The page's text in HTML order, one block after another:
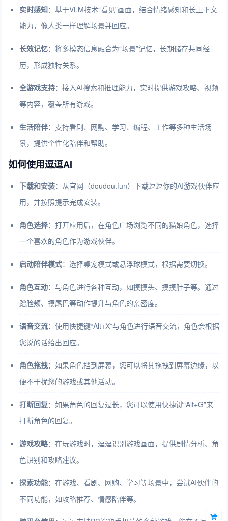
实时感知：基于VLM技术“看见”画面，结合情绪感知和长上下文
能力，像人类一样理解场景并回应。
长效记忆：将多模态信息融合为“场景”记忆，长期储存共同经
历，形成独特关系。
全游戏支持：接入AI搜索和推理能力，实时提供游戏攻略、视频
等内容，覆盖所有游戏。
生活陪伴：支持看剧、网购、学习、编程、工作等多种生活场
景，提供个性化陪伴和帮助。
如何使用逗逗AI
下载和安装：从官网（doudou.fun）下载逗逗你的AI游戏伙伴应
用，并按照提示完成安装。
角色选择：打开应用后，在角色广场浏览不同的猫娘角色，选择
一个喜欢的角色作为游戏伙伴。
启动陪伴模式：选择桌宠模式或悬浮球模式，根据需要切换。
角色互动：与角色进行各种互动，如摸摸头、摸摸肚子等。通过
蹭脸颊、摸尾巴等动作提升与角色的亲密度。
语音交流：使用快捷键“Alt+X”与角色进行语音交流，角色会根据
您说的话给出回应。
角色拖拽：如果角色挡到屏幕，您可以将其拖拽到屏幕边缘，以
便不干扰您的游戏或其他活动。
打断回复：如果角色的回复过长，您可以使用快捷键“Alt+G”来
打断角色的回复。
游戏攻略：在玩游戏时，逗逗识别游戏画面，提供剧情分析、角
色识别和攻略建议。
探索功能：在游戏、看剧、网购、学习等场景中，尝试AI伙伴的
不同功能，如攻略推荐、情感陪伴等。